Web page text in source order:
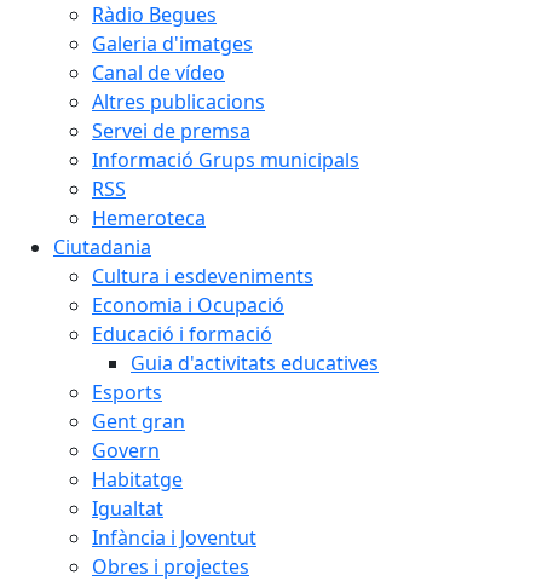
Ràdio Begues
Galeria d'imatges
Canal de vídeo
Altres publicacions
Servei de premsa
Informació Grups municipals
RSS
Hemeroteca
Ciutadania
Cultura i esdeveniments
Economia i Ocupació
Educació i formació
Guia d'activitats educatives
Esports
Gent gran
Govern
Habitatge
Igualtat
Infància i Joventut
Obres i projectes